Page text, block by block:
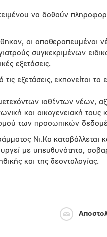
να δοθούν
οι αποθεραπευμένοι
συγκεκριμένων
εξετάσεις.
εξετάσεις, εκπονείται
ιαθέντων νέων,
και οικογενειακή
των προσωπικών
Νι.Κα καταβάλλεται
με υπευθυνότητα,
και της δεοντολογίας.